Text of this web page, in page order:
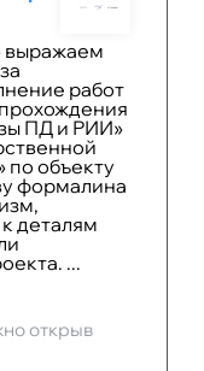
работ
ПД и РИИ»
по объекту
формалина
деталям
...
открыв